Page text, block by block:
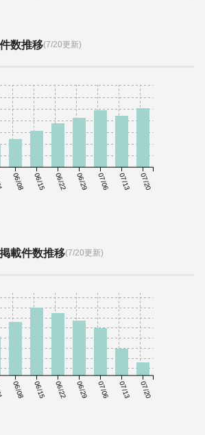
数推移(7/20更新)
06/08 06/15 06/22 06/29 07/06 07/13 07/20
載件数推移(7/20更新)
06/08 06/15 06/22 06/29 07/06 07/13 07/20